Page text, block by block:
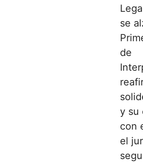
se
de
y su
con
el